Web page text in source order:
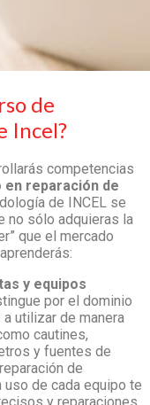
de
Incel?
competencias
en reparación de
de INCEL se
no sólo adquieras la
que el mercado
y equipos
por el dominio
utilizar de manera
cautines,
y fuentes de
de
uso de cada equipo te